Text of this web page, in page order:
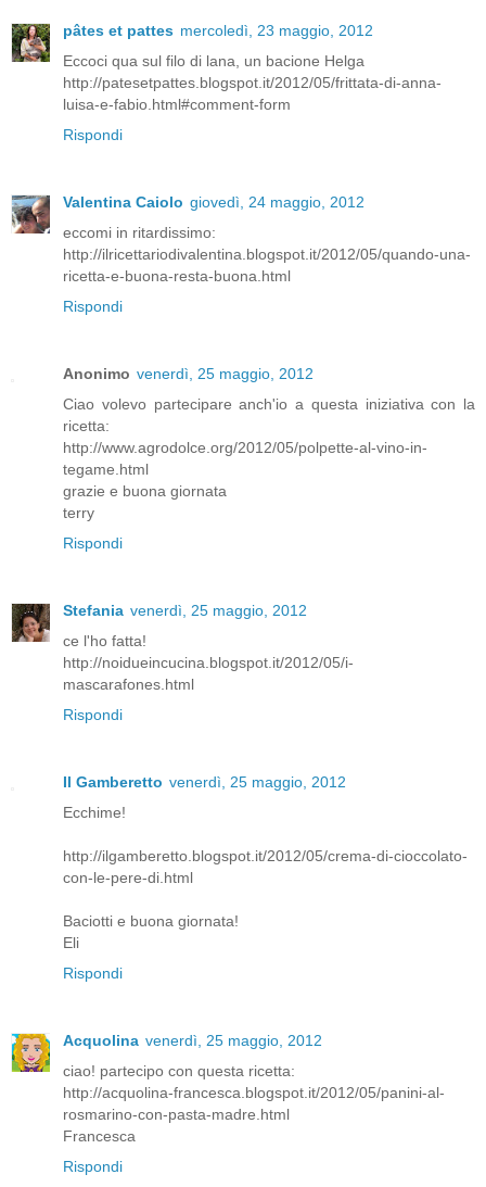
pâtes et pattes mercoledì, 23 maggio, 2012
Eccoci qua sul filo di lana, un bacione Helga
http://patesetpattes.blogspot.it/2012/05/frittata-di-anna-
luisa-e-fabio.html#comment-form
Rispondi
Valentina Caiolo giovedì, 24 maggio, 2012
eccomi in ritardissimo:
http://ilricettariodivalentina.blogspot.it/2012/05/quando-una-
ricetta-e-buona-resta-buona.html
Rispondi
Anonimo venerdì, 25 maggio, 2012
Ciao volevo partecipare anch'io a questa iniziativa con la
ricetta:
http://www.agrodolce.org/2012/05/polpette-al-vino-in-
tegame.html
grazie e buona giornata
terry
Rispondi
Stefania venerdì, 25 maggio, 2012
ce l'ho fatta!
http://noidueincucina.blogspot.it/2012/05/i-
mascarafones.html
Rispondi
Il Gamberetto venerdì, 25 maggio, 2012
Ecchime!
http://ilgamberetto.blogspot.it/2012/05/crema-di-cioccolato-
con-le-pere-di.html
Baciotti e buona giornata!
Eli
Rispondi
Acquolina venerdì, 25 maggio, 2012
ciao! partecipo con questa ricetta:
http://acquolina-francesca.blogspot.it/2012/05/panini-al-
rosmarino-con-pasta-madre.html
Francesca
Rispondi